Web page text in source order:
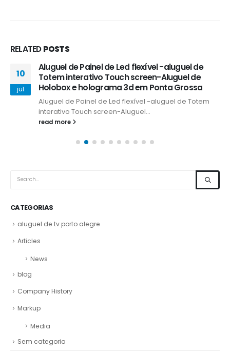
RELATEDPOSTS
10
jul
Aluguel de Painel de Led flexível -aluguel de
Totem interativo Touch screen-Aluguel de
Holobox e holograma 3d em Ponta Grossa
Aluguel de Painel de Led flexível -aluguel de Totem
interativo Touch screen-Aluguel...
read more
CATEGORIAS
aluguel de tv porto alegre
Articles
News
blog
Company History
Markup
Media
Sem categoria